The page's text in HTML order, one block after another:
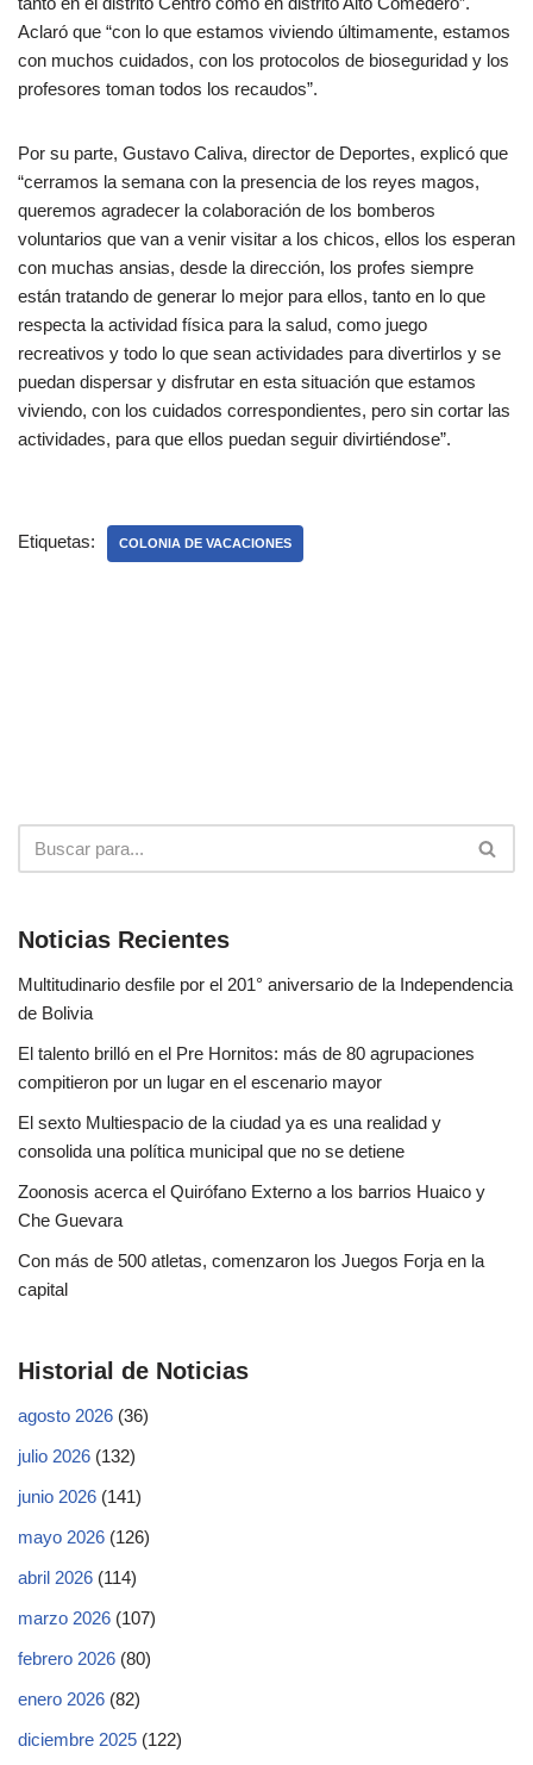
Aclaró que “con lo que estamos viviendo últimamente, estamos
con muchos cuidados, con los protocolos de bioseguridad y los
profesores toman todos los recaudos”.
Por su parte, Gustavo Caliva, director de Deportes, explicó que
“cerramos la semana con la presencia de los reyes magos,
queremos agradecer la colaboración de los bomberos
voluntarios que van a venir visitar a los chicos, ellos los esperan
con muchas ansias, desde la dirección, los profes siempre
están tratando de generar lo mejor para ellos, tanto en lo que
respecta la actividad física para la salud, como juego
recreativos y todo lo que sean actividades para divertirlos y se
puedan dispersar y disfrutar en esta situación que estamos
viviendo, con los cuidados correspondientes, pero sin cortar las
actividades, para que ellos puedan seguir divirtiéndose”.
Etiquetas: COLONIA DE VACACIONES
Noticias Recientes
Multitudinario desfile por el 201° aniversario de la Independencia
de Bolivia
El talento brilló en el Pre Hornitos: más de 80 agrupaciones
compitieron por un lugar en el escenario mayor
El sexto Multiespacio de la ciudad ya es una realidad y
consolida una política municipal que no se detiene
Zoonosis acerca el Quirófano Externo a los barrios Huaico y
Che Guevara
Con más de 500 atletas, comenzaron los Juegos Forja en la
capital
Historial de Noticias
agosto 2026 (36)
julio 2026 (132)
junio 2026 (141)
mayo 2026 (126)
abril 2026 (114)
marzo 2026 (107)
febrero 2026 (80)
enero 2026 (82)
diciembre 2025 (122)